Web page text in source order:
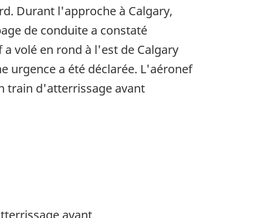
Durant l'approche à Calgary,
de conduite a constaté
volé en rond à l'est de Calgary
urgence a été déclarée. L'aéronef
train d'atterrissage avant
avant